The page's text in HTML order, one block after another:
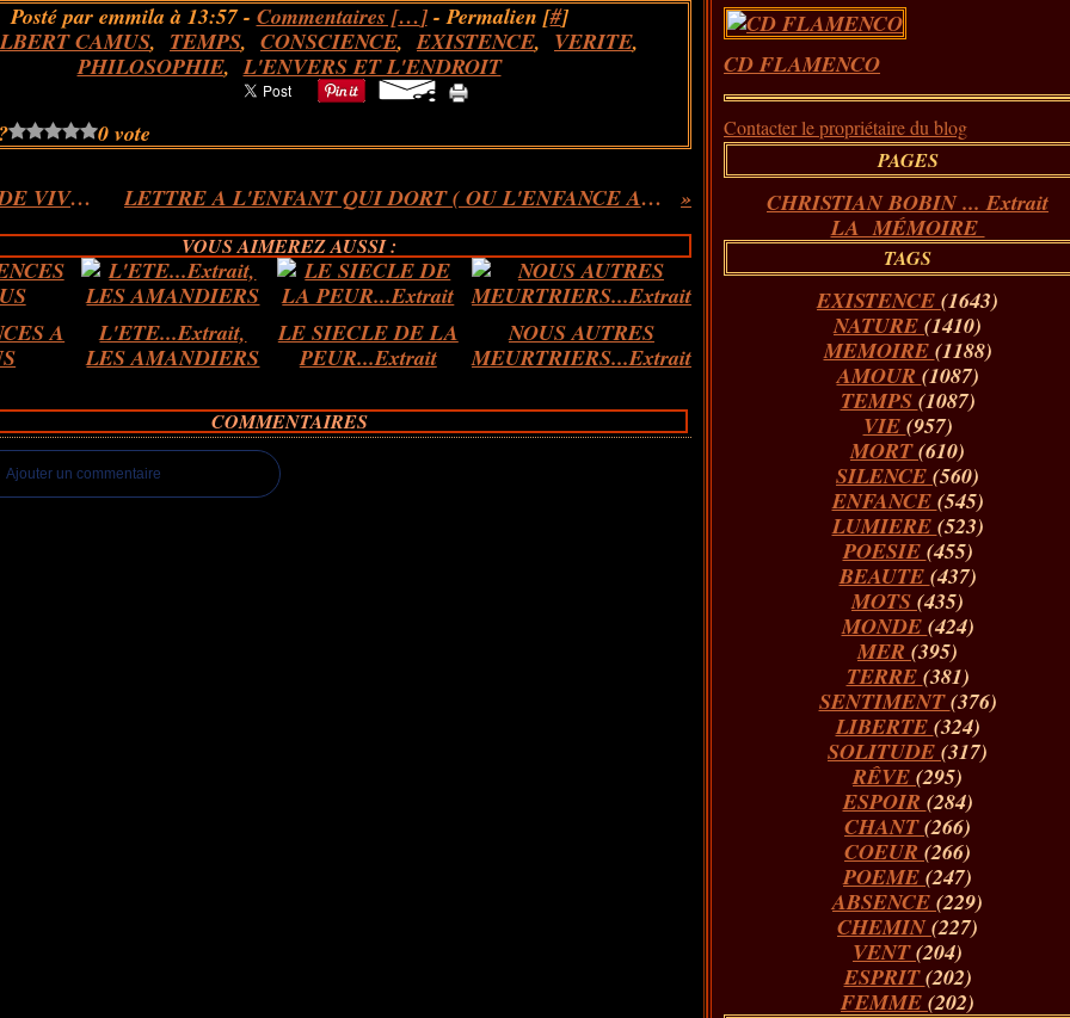
Posté par emmila à 13:57 - Commentaires […]- Permalien [#]
CAMUS, TEMPS, CONSCIENCE,EXISTENCE, VERITE,
PHILOSOPHIE,L'ENVERS ET L'ENDROIT
0 vote
LE BOIS DE VIVRE...extrait LETTRE A L'ENFANT QUI DORT ( OU L'ENFANCE ALGERIENNE )...Extrait
VOUS AIMEREZ AUSSI :
A
L'ETE...Extrait,
LES AMANDIERS
LE SIECLE DE LA
PEUR...Extrait
NOUS AUTRES
MEURTRIERS...Extrait
COMMENTAIRES
Ajouter un commentaire
CD FLAMENCO
Contacter le propriétaire du blog
PAGES
CHRISTIAN BOBIN ... Extrait
LA MÉMOIRE
TAGS
EXISTENCE (1643)
NATURE (1410)
MEMOIRE (1188)
AMOUR (1087)
TEMPS (1087)
VIE (957)
MORT(610)
SILENCE (560)
ENFANCE (545)
LUMIERE (523)
POESIE (455)
BEAUTE (437)
MOTS (435)
MONDE (424)
MER (395)
TERRE (381)
SENTIMENT(376)
LIBERTE (324)
SOLITUDE (317)
RÊVE (295)
ESPOIR (284)
CHANT(266)
COEUR (266)
POEME (247)
ABSENCE (229)
CHEMIN(227)
VENT(204)
ESPRIT(202)
FEMME (202)